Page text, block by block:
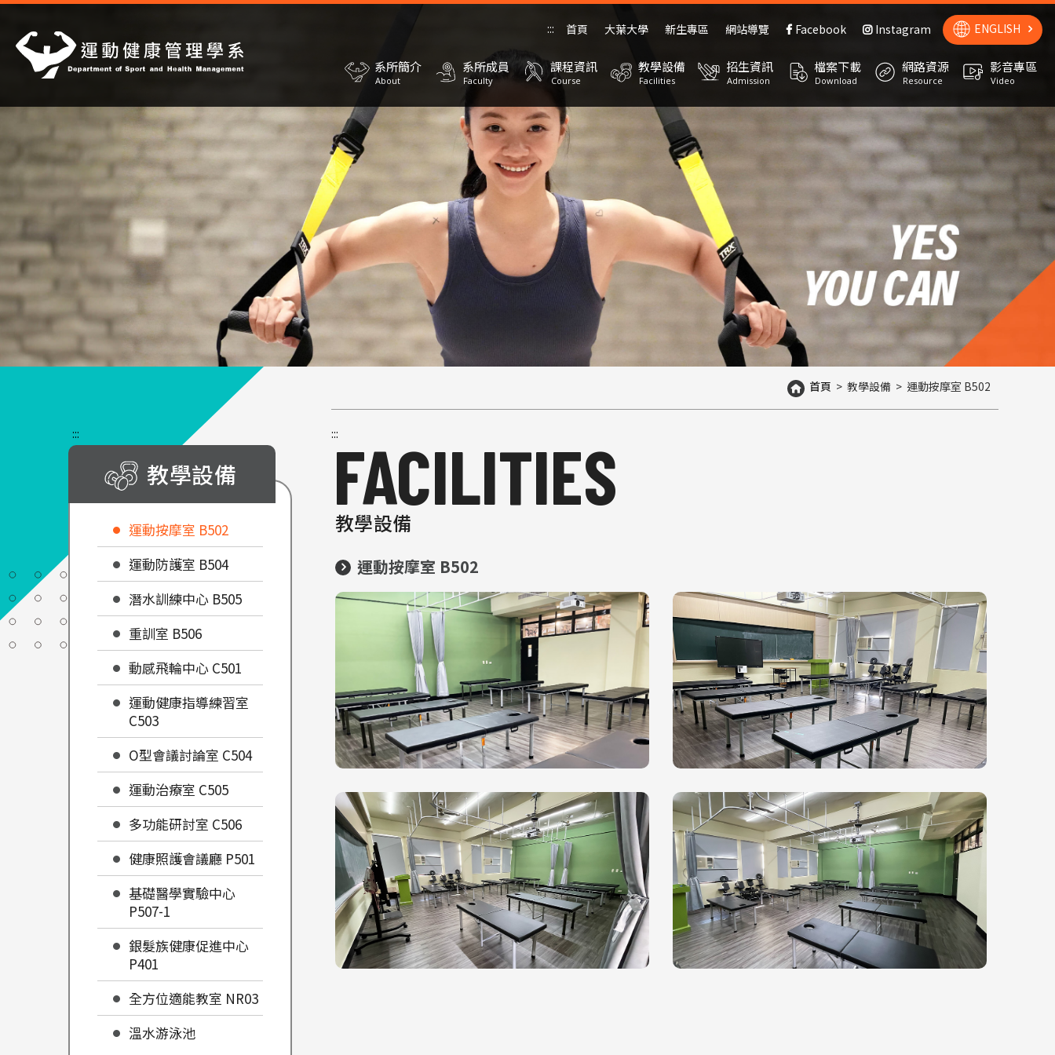
到
::: 首頁 大葉大學 新生專區 網站導覽 Facebook Instagram ENGLISH
系所簡介 系所成員 課程資訊 教學設備 招生資訊 檔案下載 網路資源 影音專區
首頁 > 教學設備 > 運動按摩室 B502
:::FACILITIES
教學設備
運動按摩室 B502
:::
教學設備
運動按摩室 B502
運動防護室 B504
潛水訓練中心 B505
重訓室 B506
動感飛輪中心 C501
運動健康指導練習室
C503
O型會議討論室 C504
運動治療室 C505
多功能研討室 C506
健康照護會議廳 P501
基礎醫學實驗中心
P507-1
銀髮族健康促進中心
P401
全方位適能教室 NR03
溫水游泳池